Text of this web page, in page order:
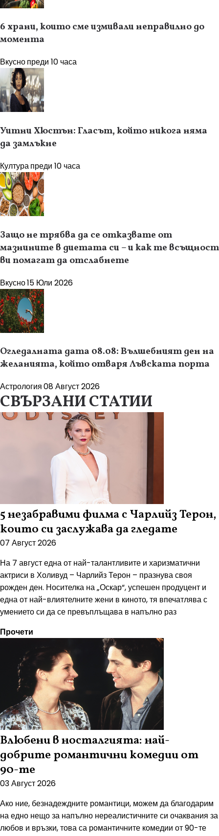
6 храни, които сме измивали неправилно до
момента
Вкуснопреди 10 часа
Уитни Хюстън: Гласът, който никога няма
да замлъкне
Културапреди 10 часа
Защо не трябва да се отказвате от
мазнините в диетата си – и как те всъщност
ви помагат да отслабнете
Вкусно15 Юли 2026
Огледалната дата 08.08: Вълшебният ден на
желанията, който отваря Лъвската порта
Астрология08 Август 2026
СВЪРЗАНИ СТАТИИ
5 незабравими филма с Чарлийз Терон,
които си заслужава да гледате
07 Август 2026
На 7 август една от най-талантливите и харизматични
актриси в Холивуд – Чарлийз Терон – празнува своя
рожден ден. Носителка на „Оскар“, успешен продуцент и
една от най-влиятелните жени в киното, тя впечатлява с
умението си да се превъплъщава в напълно раз
Прочети
Влюбени в носталгията: най-
добрите романтични комедии от
90-те
03 Август 2026
Ако ние, безнадеждните романтици, можем да благодарим
на едно нещо за напълно нереалистичните си очаквания за
любов и връзки, това са романтичните комедии от 90-те